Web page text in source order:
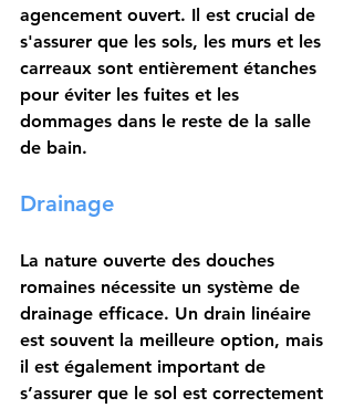
agencement ouvert. Il est crucial de
s'assurer que les sols, les murs et les
carreaux sont entièrement étanches
pour éviter les fuites et les
dommages dans le reste de la salle
de bain.
Drainage
La nature ouverte des douches
romaines nécessite un système de
drainage efficace. Un drain linéaire
est souvent la meilleure option, mais
il est également important de
s’assurer que le sol est correctement